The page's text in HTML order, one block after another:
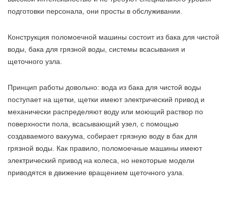
подготовки персонала, они просты в обслуживании.
Конструкция поломоечной машины состоит из бака для чистой
воды, бака для грязной воды, системы всасывания и
щеточного узла.
Принцип работы довольно: вода из бака для чистой воды
поступает на щетки, щетки имеют электрический привод и
механически распределяют воду или моющий раствор по
поверхности пола, всасывающий узел, с помощью
создаваемого вакуума, собирает грязную воду в бак для
грязной воды. Как правило, поломоечные машины имеют
электрический привод на колеса, но некоторые модели
приводятся в движение вращением щеточного узла.